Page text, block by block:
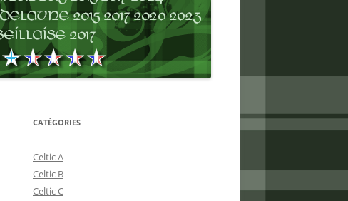
CATÉGORIES
Celtic A
Celtic B
Celtic C